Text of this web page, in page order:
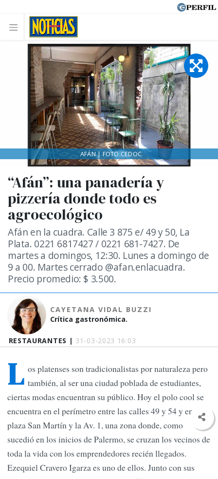
RESTAURANTES | 31-03-2023 16:03
“Afán”: una panadería y
pizzería donde todo es
agroecológico
Afán en la cuadra. Calle 3 875 e/ 49 y 50, La
Plata. 0221 6817427 / 0221 681-7427. De
martes a domingos, 12:30. Lunes a domingo de
9 a 00. Martes cerrado @afan.enlacuadra.
Precio promedio: $ 3.500.
CAYETANA VIDAL BUZZI
Crítica gastronómica.
AFÁN | FOTO:CEDOC
L os platenses son tradicionalistas por naturaleza pero
también, al ser una ciudad poblada de estudiantes,
ciertas modas encuentran su público. Hoy el polo cool se
encuentra en el perímetro entre las calles 49 y 54 y entre la
plaza San Martín y la Av. 1, una zona donde, como
sucedió en los inicios de Palermo, se cruzan los vecinos de
toda la vida con los emprendedores recién llegados.
Ezequiel Cravero Igarza es uno de ellos. Junto con sus